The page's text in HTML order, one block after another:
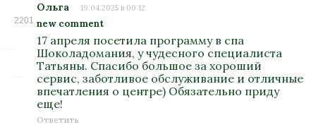
2201
Ольга 19.04.2025 в 00:12
new comment
17 апреля посетила программу в спа
Шоколадомания, у чудесного специалиста
Татьяны. Спасибо большое за хороший
сервис, заботливое обслуживание и отличные
впечатления о центре) Обязательно приду
еще!
Ответить